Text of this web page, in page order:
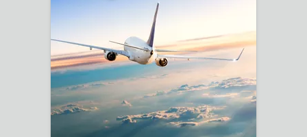
15 Reisen gefunden